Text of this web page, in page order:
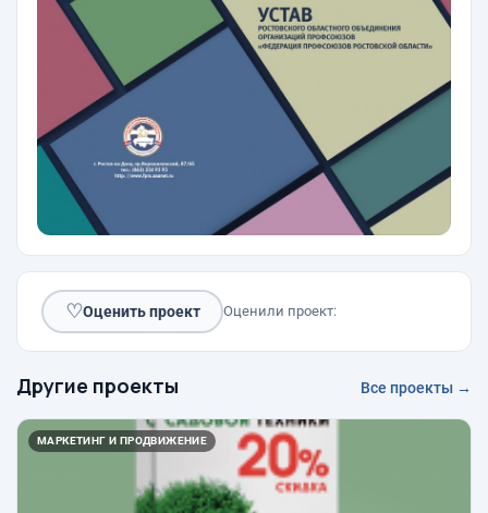
♡Оценить проект Оценили проект:
Другие проекты Все проекты →
МАРКЕТИНГ И ПРОДВИЖЕНИЕ